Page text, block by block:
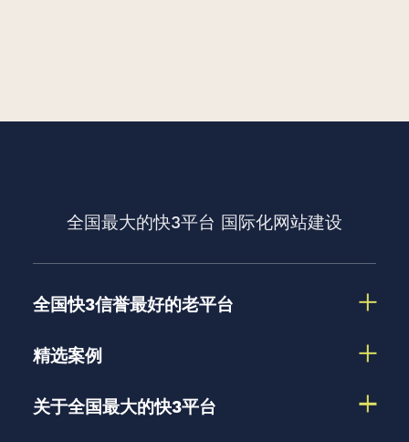
全国最大的快3平台 国际化网站建设
全国快3信誉最好的老平台
精选案例
关于全国最大的快3平台